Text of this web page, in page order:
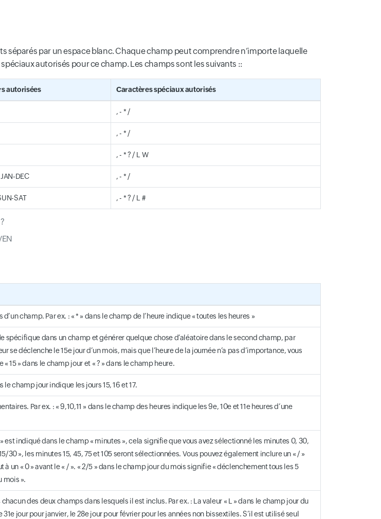
séparés par un espace blanc. Chaque champ peut comprendre n’importe laquelle
autorisés pour ce champ. Les champs sont les suivants ::
autorisées Caractères spéciaux autorisés
, - * /
, - * /
, - * ? / L W
DEC , - * /
SAT , - * ? / L #
champ. Par ex. : « * » dans le champ de l’heure indique « toutes les heures »
spécifique dans un champ et générer quelque chose d’aléatoire dans le second champ, par
se déclenche le 15e jour d’un mois, mais que l’heure de la journée n’a pas d’importance, vous
15 » dans le champ jour et « ? » dans le champ heure.
le champ jour indique les jours 15, 16 et 17.
Par ex. : « 9,10,11 » dans le champ des heures indique les 9e, 10e et 11e heures d’une
est indiqué dans le champ « minutes », cela signifie que vous avez sélectionné les minutes 0, 30,
30 », les minutes 15, 45, 75 et 105 seront sélectionnées. Vous pouvez également inclure un « / »
à un « 0 » avant le « / ». « 2/5 » dans le champ jour du mois signifie « déclenchement tous les 5
mois ».
des deux champs dans lesquels il est inclus. Par ex. : La valeur « L » dans le champ jour du
jour pour janvier, le 28e jour pour février pour les années non bissextiles. S’il est utilisé seul